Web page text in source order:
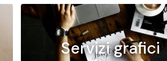
Servizi grafici